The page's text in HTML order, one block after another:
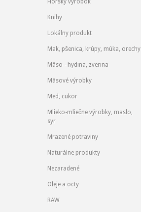
Horský výrobok
Knihy
Lokálny produkt
Mak, pšenica, krúpy, múka, orechy
Mäso - hydina, zverina
Mäsové výrobky
Med, cukor
Mlieko-mliečne výrobky, maslo,
syr
Mrazené potraviny
Naturálne produkty
Nezaradené
Oleje a octy
RAW